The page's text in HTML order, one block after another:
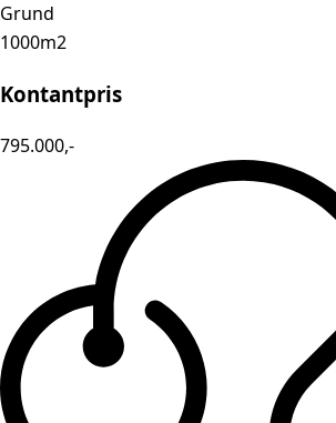
Grund
1000m2
Kontantpris
795.000,-